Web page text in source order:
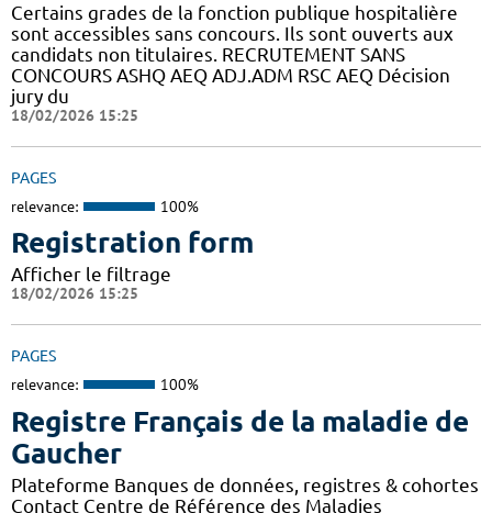
Certains grades de la fonction publique hospitalière
sont accessibles sans concours. Ils sont ouverts aux
candidats non titulaires. RECRUTEMENT SANS
CONCOURS ASHQ AEQ ADJ.ADM RSC AEQ Décision
jury du
18/02/2026 15:25
PAGES
relevance: 100%
Registration form
Afficher le filtrage
18/02/2026 15:25
PAGES
relevance: 100%
Registre Français de la maladie de
Gaucher
Plateforme Banques de données, registres & cohortes
Contact Centre de Référence des Maladies